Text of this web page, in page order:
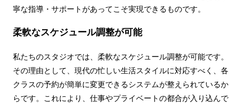
寧な指導・サポートがあってこそ実現できるものです。
柔軟なスケジュール調整が可能
私たちのスタジオでは、柔軟なスケジュール調整が可能です。
その理由として、現代の忙しい生活スタイルに対応すべく、各
クラスの予約が簡単に変更できるシステムが整えられているか
らです。これにより、仕事やプライベートの都合が入り込んで